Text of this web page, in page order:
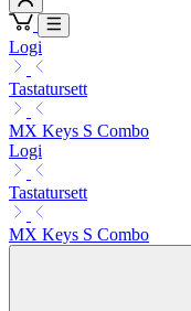
Logi
Tastatursett
MX Keys S Combo
Logi
Tastatursett
MX Keys S Combo